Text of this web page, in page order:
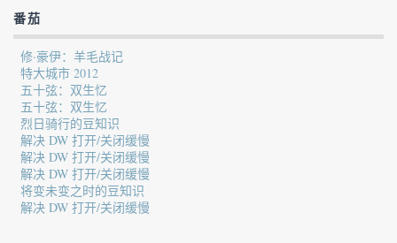
番茄
修·豪伊：羊毛战记
特大城市 2012
五十弦：双生忆
五十弦：双生忆
烈日骑行的豆知识
解决 DW 打开/关闭缓慢
解决 DW 打开/关闭缓慢
解决 DW 打开/关闭缓慢
将变未变之时的豆知识
解决 DW 打开/关闭缓慢